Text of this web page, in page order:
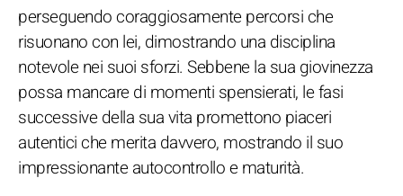
perseguendo coraggiosamente percorsi che
risuonano con lei, dimostrando una disciplina
notevole nei suoi sforzi. Sebbene la sua giovinezza
possa mancare di momenti spensierati, le fasi
successive della sua vita promettono piaceri
autentici che merita davvero, mostrando il suo
impressionante autocontrollo e maturità.